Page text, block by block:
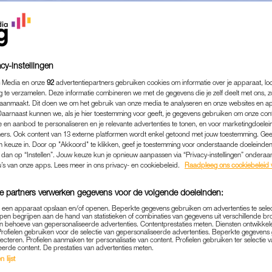
MOEDER HEEFT
IN HET NU,
MORGEN BELOOFD'
FAMILIE|INTERVIEW
21-09-2025 | JULOT VAN OPSTAL
, in
instellingen
en onze 92 advertentiepartners gebruiken cookies om informatie over je apparaat,
te verzamelen. Deze informatie combineren we met de gegevens die je zelf deelt met ons,
Dit doen we om het gebruik van onze media te analyseren en onze websites en
kunnen we, als je hier toestemming voor geeft, je gegevens gebruiken om onze
en aanbod te personaliseren en je relevante advertenties te tonen, en voor
Ook content van 13 externe platformen wordt enkel getoond met jouw toestemming.
keuze in. Door op "Akkoord" te klikken, geef je toestemming voor onderstaande
op “Instellen”. Jouw keuze kun je opnieuw aanpassen via “Privacy-instellingen”
van onze apps. Lees meer in ons privacy- en cookiebeleid.
Raadpleeg ons cookiebeleid
partners verwerken gegevens voor de volgende doeleinden:
apparaat opslaan en/of openen. Beperkte gegevens gebruiken om advertenties te
begrijpen aan de hand van statistieken of combinaties van gegevens uit verschillende
behoeve van gepersonaliseerde advertenties. Contentprestaties meten. Diensten
gebruiken voor de selectie van gepersonaliseerde advertenties. Beperkte
Profielen aanmaken ter personalisatie van content. Profielen gebruiken ter selectie
content. De prestaties van advertenties meten.
lijst